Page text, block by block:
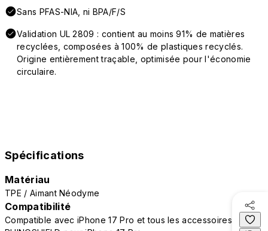
Sans PFAS-NIA, ni BPA/F/S
Validation UL 2809 : contient au moins 91% de matières
recyclées, composées à 100% de plastiques recyclés.
Origine entièrement traçable, optimisée pour l'économie
circulaire.
Spécifications
Matériau
TPE / Aimant Néodyme
Compatibilité
Compatible avec iPhone 17 Pro et tous les accessoires